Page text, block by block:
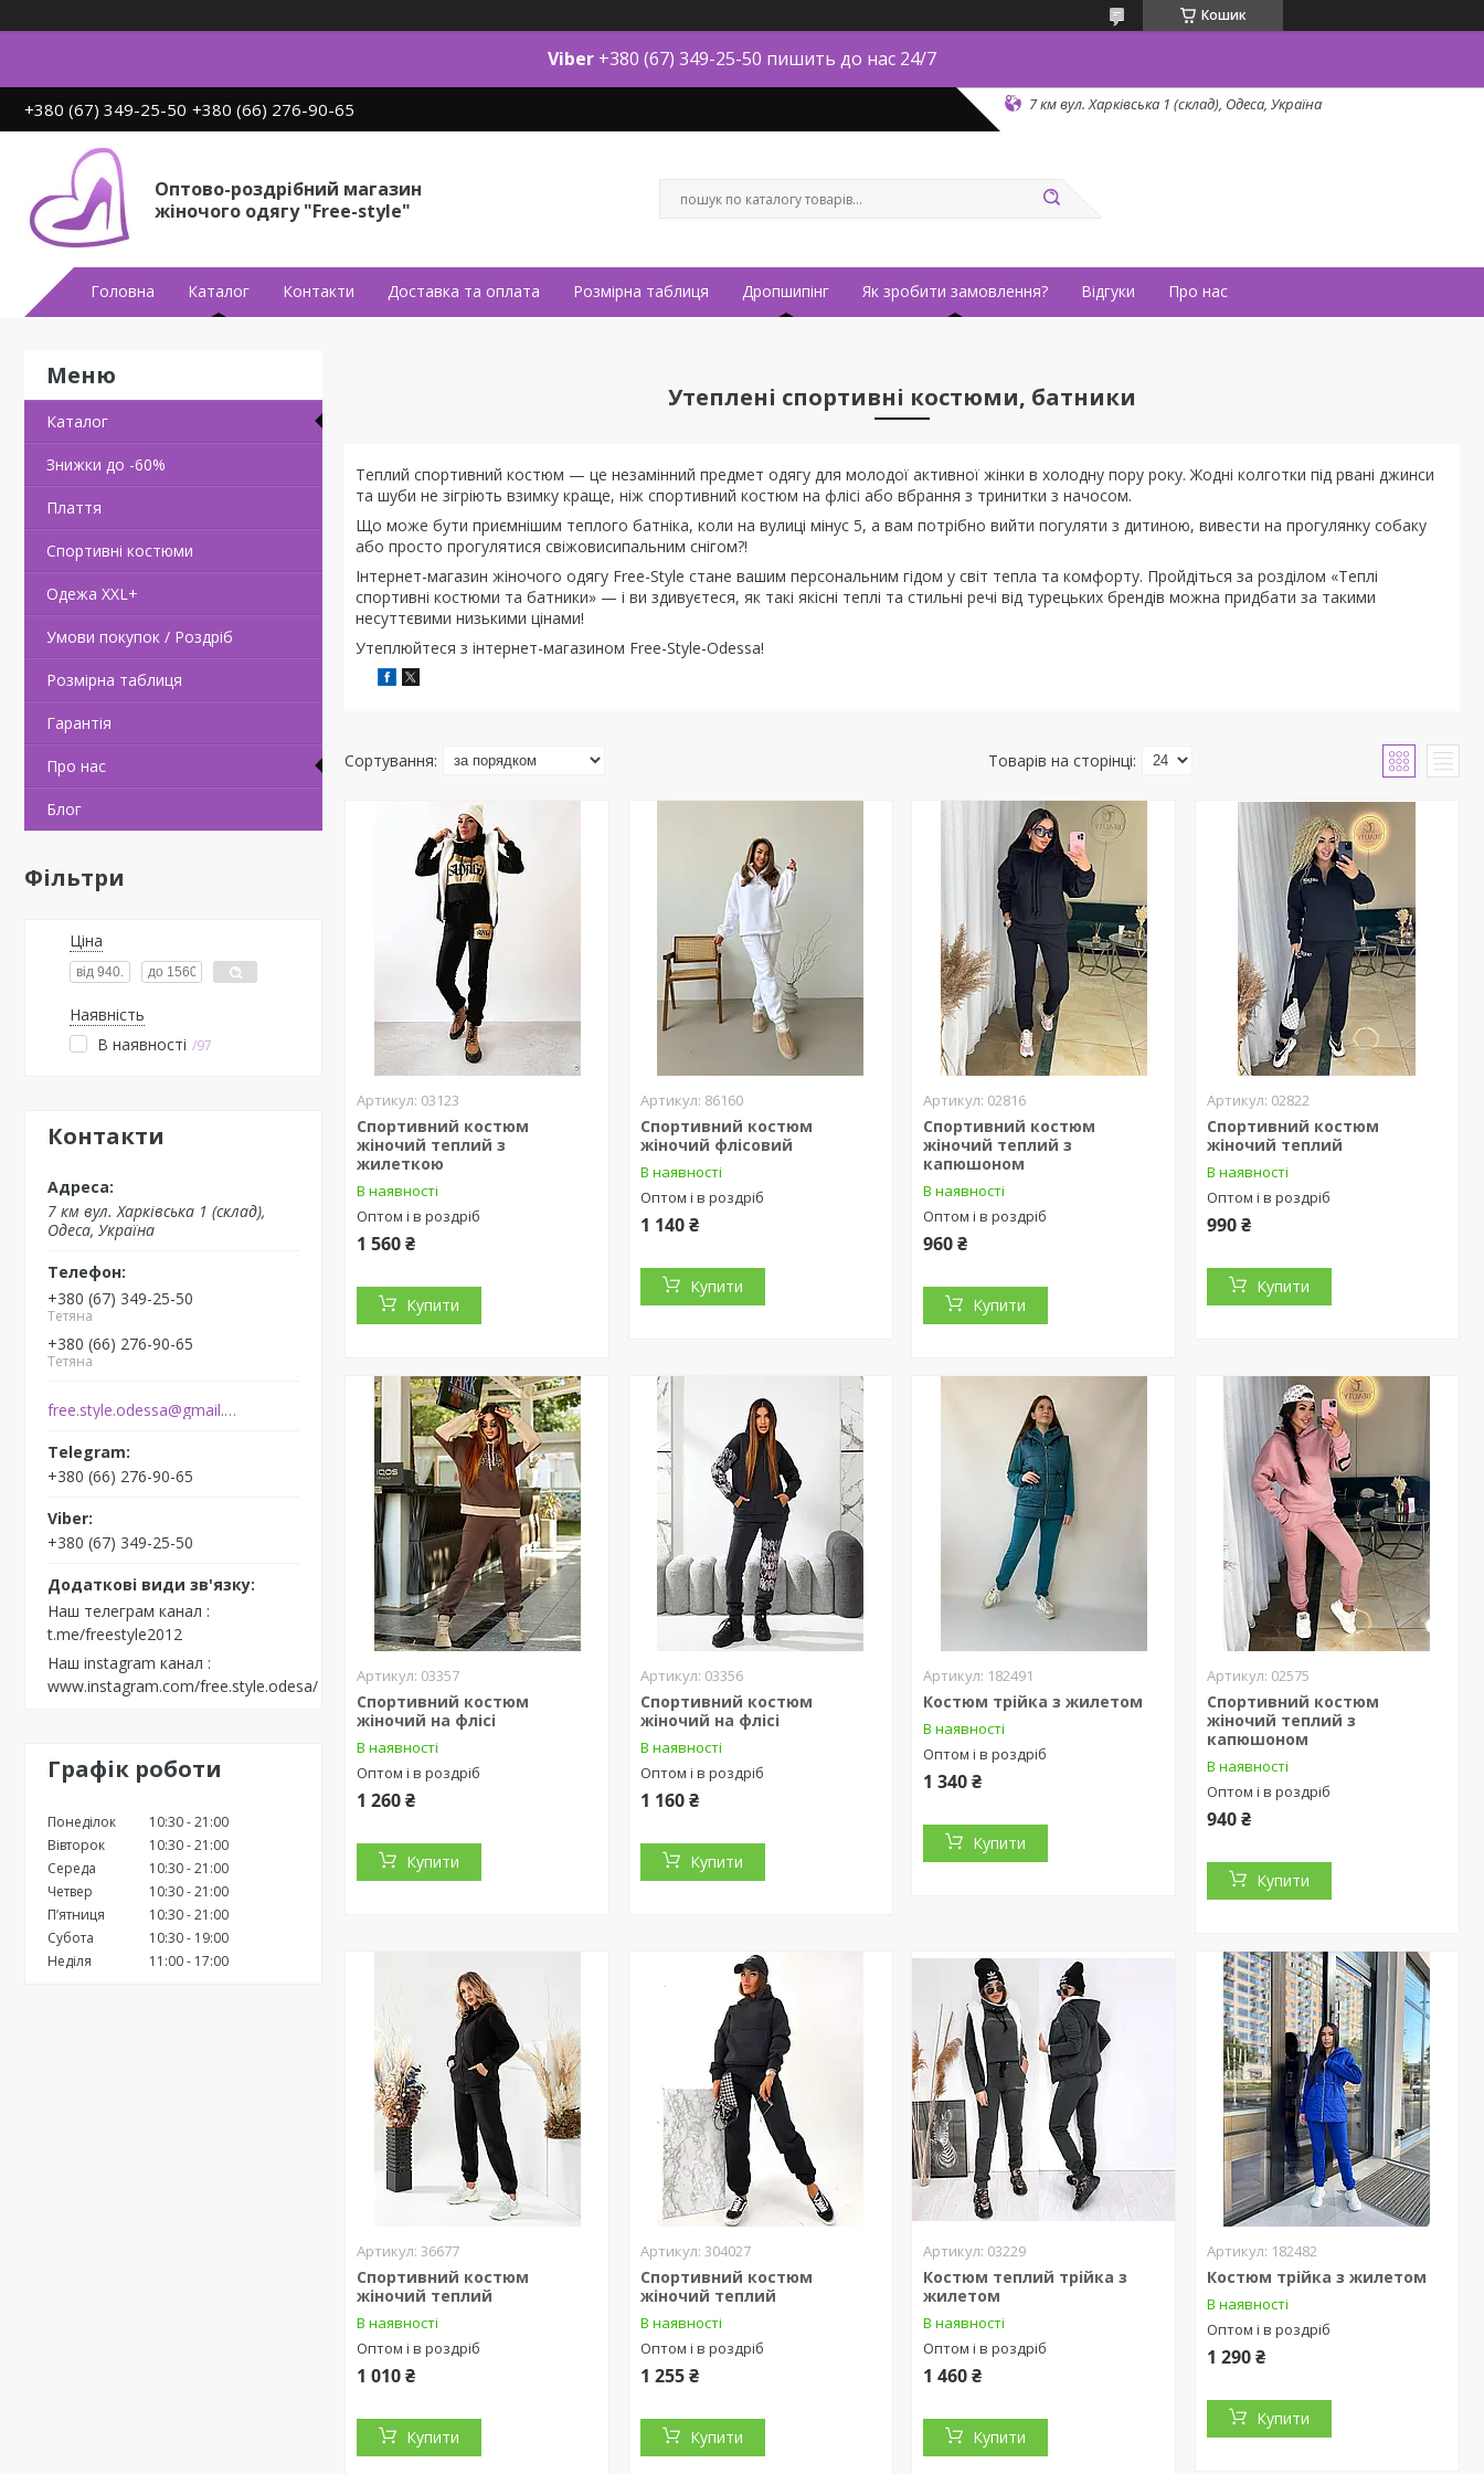
Кошик
Viber +380 (67) 349-25-50 пишить до нас 24/7
+380 (67) 349-25-50 +380 (66) 276-90-65 7 км вул. Харківська 1 (склад), Одеса, Україна
Оптово-роздрібний магазин
жіночого одягу "Free-style"
Головна Каталог Контакти Доставка та оплата Розмірна таблиця Дропшипінг Як зробити замовлення? Відгуки Про нас
Каталог
Знижки до -60%
Плаття
Спортивні костюми
Одежа ХХL+
Умови покупок / Роздріб
Розмірна таблиця
Гарантія
Про нас
Блог
Фільтри
Ціна
Наявність
В наявності
97
Контакти
7 км вул. Харківська 1 (склад),
Одеса, Україна
+380 (67) 349-25-50
Тетяна
+380 (66) 276-90-65
Тетяна
free.style.odessa@gmail.com
+380 (66) 276-90-65
+380 (67) 349-25-50
Наш телеграм канал
t.me/freestyle2012
Наш instagram канал
www.instagram.com/free.style.odesa/
Графік роботи
Понеділок 10:30 21:00
Вівторок
10:30 21:00
Середа
10:30 21:00
Четвер
10:30 21:00
Пʼятниця
10:30 21:00
Субота
10:30
19:00
Неділя
11:00 17:00
Утеплені спортивні костюми, батники
Теплий спортивний костюм — це незамінний предмет одягу для молодої активної жінки в холодну пору року. Жодні колготки під рвані джинси
та шуби не зігріють взимку краще, ніж спортивний костюм на флісі або вбрання з тринитки з начосом.
Що може бути приємнішим теплого батніка, коли на вулиці мінус 5, а вам потрібно вийти погуляти з дитиною, вивести на прогулянку собаку
або просто прогулятися свіжовисипальним снігом?!
Інтернет-магазин жіночого одягу Free-Style стане вашим персональним гідом у світ тепла та комфорту. Пройдіться за розділом «Теплі
спортивні костюми та батники» — і ви здивуєтеся, як такі якісні теплі та стильні речі від турецьких брендів можна придбати за такими
несуттєвими низькими цінами!
Утеплюйтеся з інтернет-магазином Free-Style-Odessa!
03123
Спортивний костюм
жіночий теплий з
жилеткою
В наявності
Оптом і в роздріб
1 560 ₴
Купити
86160
Спортивний костюм
жіночий флісовий
В наявності
Оптом і в роздріб
1 140 ₴
Купити
02816
Спортивний костюм
жіночий теплий з
капюшоном
В наявності
Оптом і в роздріб
960 ₴
Купити
02822
Спортивний костюм
жіночий теплий
В наявності
Оптом і в роздріб
990 ₴
Купити
03357
Спортивний костюм
жіночий на флісі
В наявності
Оптом і в роздріб
1 260 ₴
Купити
03356
Спортивний костюм
жіночий на флісі
В наявності
Оптом і в роздріб
1 160 ₴
Купити
182491
Костюм трійка з жилетом
В наявності
Оптом і в роздріб
1 340 ₴
Купити
02575
Спортивний костюм
жіночий теплий з
капюшоном
В наявності
Оптом і в роздріб
940 ₴
Купити
36677
Спортивний костюм
жіночий теплий
В наявності
Оптом і в роздріб
1 010 ₴
Купити
304027
Спортивний костюм
жіночий теплий
В наявності
Оптом і в роздріб
1 255 ₴
Купити
03229
Костюм теплий трійка з
жилетом
В наявності
Оптом і в роздріб
1 460 ₴
Купити
182482
Костюм трійка з жилетом
В наявності
Оптом і в роздріб
1 290 ₴
Купити